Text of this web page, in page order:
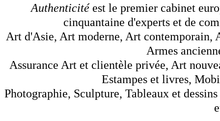
Authenticitéest le premier cabinet
cinquantaine d'experts et de
Art d'Asie, Art moderne, Art contemporain,
Armes
Assurance Art et clientèle privée, Art
Estampes et livres,
Photographie, Sculpture, Tableaux et